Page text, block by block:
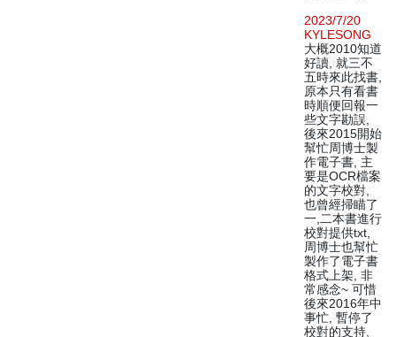
2023/7/20
KYLESONG
大概2010知道
好讀, 就三不
五時來此找書,
原本只有看書
時順便回報一
些文字勘誤,
後來2015開始
幫忙周博士製
作電子書, 主
要是OCR檔案
的文字校對,
也曾經掃瞄了
一,二本書進行
校對提供txt,
周博士也幫忙
製作了電子書
格式上架, 非
常感念~ 可惜
後來2016年中
事忙, 暫停了
校對的支持,